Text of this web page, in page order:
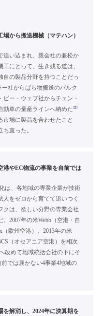
から搬送機械（マテハン）
追い込まれ、親会社の兼松か
にとって、生き残る道は、
自の製品分野を持つことだっ
社からばら物搬送のバルク
ー・ウェブ社からチェン・
動車の量産ラインへ納めた [2]
市場に製品を合わせたこと
直った。
港やEC物流の事業を自前では
は、各地域の専業企業が技術
人をゼロから育てて追いつく
クは、欲しい分野の専業会社
2007年の米Webb（空港・自
（欧州空港）、2013年の米
（オセアニア空港）を相次
改めて地域統括会社の下にそ
では届かない4事業4地域の
を解消し、2024年に決算期を